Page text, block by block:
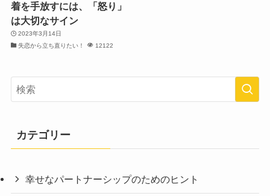
着を手放すには、「怒り」
は大切なサイン
2023年3月14日
失恋から立ち直りたい！
12122
カテゴリー
幸せなパートナーシップのためのヒント